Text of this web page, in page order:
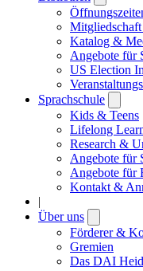
submenu
Katalog &
Angebote für
US Election
Sprachschule
Kids & Teens
Lifelong
Research &
Angebote für
Angebote für
Kontakt &
|
Über uns
submenu
Förderer &
Gremien
Das DAI